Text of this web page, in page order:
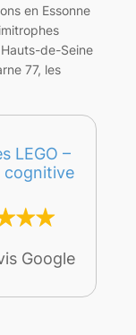
en Essonne
de-Seine
77, les
LEGO –
cognitive
Google